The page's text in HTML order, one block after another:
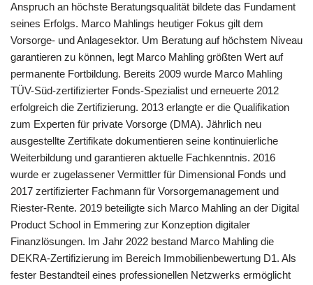
Anspruch an höchste Beratungsqualität bildete das Fundament
seines Erfolgs. Marco Mahlings heutiger Fokus gilt dem
Vorsorge- und Anlagesektor. Um Beratung auf höchstem Niveau
garantieren zu können, legt Marco Mahling größten Wert auf
permanente Fortbildung. Bereits 2009 wurde Marco Mahling
TÜV-Süd-zertifizierter Fonds-Spezialist und erneuerte 2012
erfolgreich die Zertifizierung. 2013 erlangte er die Qualifikation
zum Experten für private Vorsorge (DMA). Jährlich neu
ausgestellte Zertifikate dokumentieren seine kontinuierliche
Weiterbildung und garantieren aktuelle Fachkenntnis. 2016
wurde er zugelassener Vermittler für Dimensional Fonds und
2017 zertifizierter Fachmann für Vorsorgemanagement und
Riester-Rente. 2019 beteiligte sich Marco Mahling an der Digital
Product School in Emmering zur Konzeption digitaler
Finanzlösungen. Im Jahr 2022 bestand Marco Mahling die
DEKRA-Zertifizierung im Bereich Immobilienbewertung D1. Als
fester Bestandteil eines professionellen Netzwerks ermöglicht